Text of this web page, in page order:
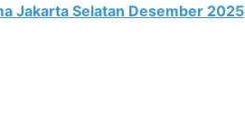
Jakarta Selatan Desember 2025